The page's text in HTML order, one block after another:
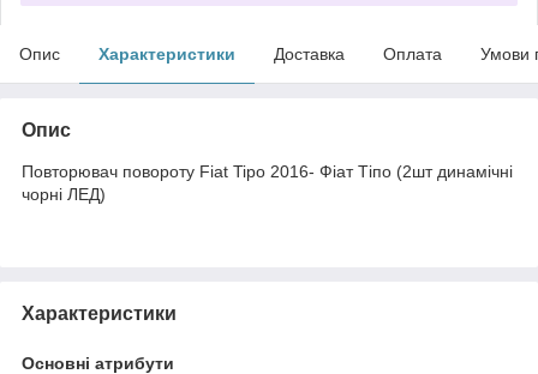
Опис Характеристики Доставка Оплата Умови
Опис
Повторювач повороту Fiat Tipo 2016- Фіат Тіпо (2шт динамічні
чорні ЛЕД)
Характеристики
Основні атрибути